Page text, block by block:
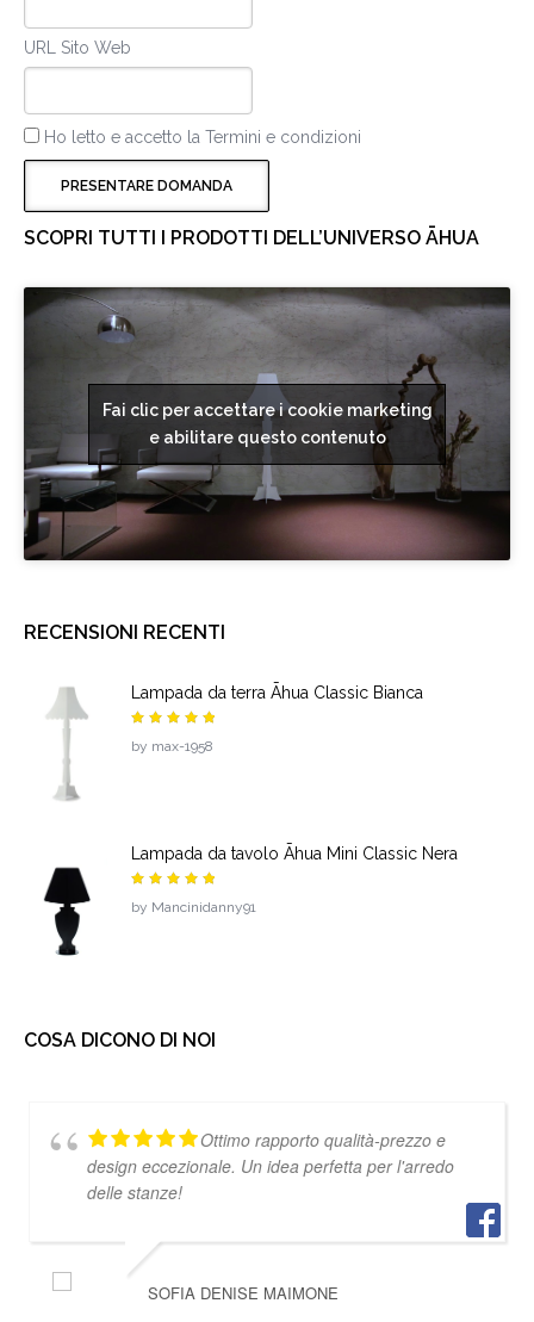
URL Sito Web
Ho letto e accetto la Termini e condizioni
SCOPRI TUTTI I PRODOTTI DELL’UNIVERSO ĀHUA
Fai clic per accettare i cookie marketing
e abilitare questo contenuto
RECENSIONI RECENTI
Lampada da terra Āhua Classic Bianca
5su 5
by max-1958
Lampada da tavolo Āhua Mini Classic Nera
5su 5
by Mancinidanny91
COSA DICONO DI NOI
Ottimo rapporto qualità-prezzo e
design eccezionale. Un idea perfetta per l'arredo
delle stanze!
SOFIA DENISE MAIMONE